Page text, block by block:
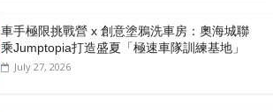
車手極限挑戰營 x 創意塗鴉洗車房：奧海城聯
乘Jumptopia打造盛夏「極速車隊訓練基地」
July 27, 2026